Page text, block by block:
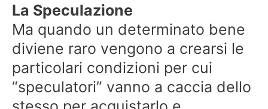
La Speculazione
Ma quando un determinato bene
diviene raro vengono a crearsi le
particolari condizioni per cui
“speculatori” vanno a caccia dello